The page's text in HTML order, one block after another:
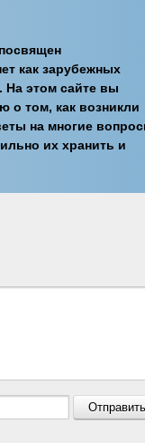
как зарубежных
На этом сайте вы
о том, как возникли
на многие
их хранить и